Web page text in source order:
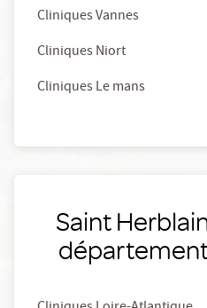
Cliniques Vannes
Cliniques Niort
Cliniques Le mans
Saint